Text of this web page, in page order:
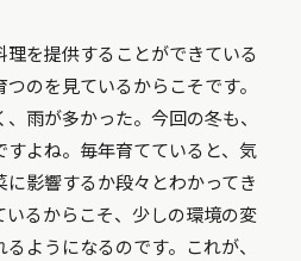
理を提供することができている
のを見ているからこそです。
雨が多かった。今回の冬も、
すよね。毎年育てていると、気
影響するか段々とわかってき
いるからこそ、少しの環境の変
ようになるのです。これが、